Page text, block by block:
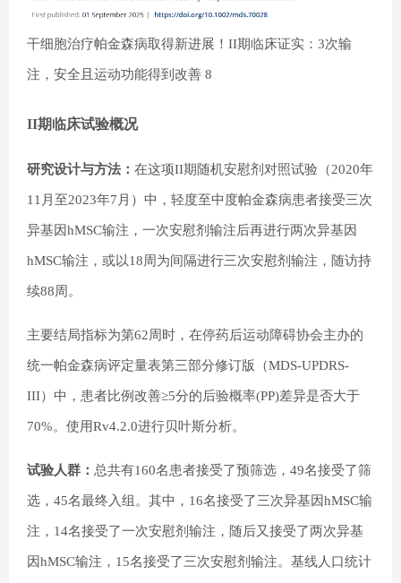
干细胞治疗帕金森病取得新进展！II期临床证实：3次输
注，安全且运动功能得到改善 8
II期临床试验概况
研究设计与方法： 在这项II期随机安慰剂对照试验（2020年
11月至2023年7月）中，轻度至中度帕金森病患者接受三次
异基因hMSC输注，一次安慰剂输注后再进行两次异基因
hMSC输注，或以18周为间隔进行三次安慰剂输注，随访持
续88周。
主要结局指标为第62周时，在停药后运动障碍协会主办的
统一帕金森病评定量表第三部分修订版（MDS-UPDRS-
III）中，患者比例改善≥5分的后验概率(PP)差异是否大于
70%。使用Rv4.2.0进行贝叶斯分析。
试验人群： 总共有160名患者接受了预筛选，49名接受了筛
选，45名最终入组。其中，16名接受了三次异基因hMSC输
注，14名接受了一次安慰剂输注，随后又接受了两次异基
因hMSC输注，15名接受了三次安慰剂输注。基线人口统计